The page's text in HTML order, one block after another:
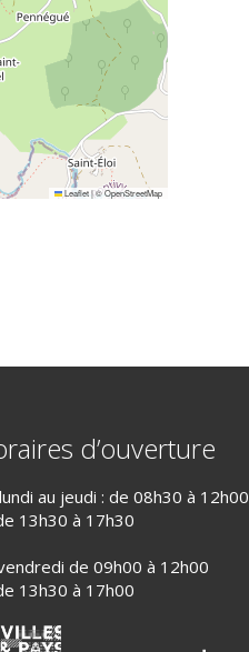
Leaflet|©OpenStreetMap
d’ouverture
au jeudi : de 08h30 à 12h00
13h30 à 17h30
de 09h00 à 12h00
13h30 à 17h00